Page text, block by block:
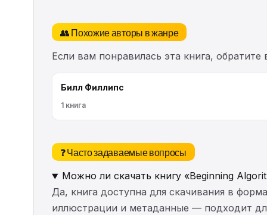
👥 Похожие авторы в жанре
Если вам понравилась эта книга,
Билл Филлипс
1 книга
❓ Часто задаваемые вопросы
Можно ли скачать книгу «Beginning
Да, книга доступна для скачивания в
иллюстрации и метаданные — подходит